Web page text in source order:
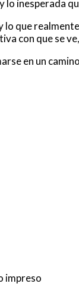
inesperada
que
con que se
en un
impreso